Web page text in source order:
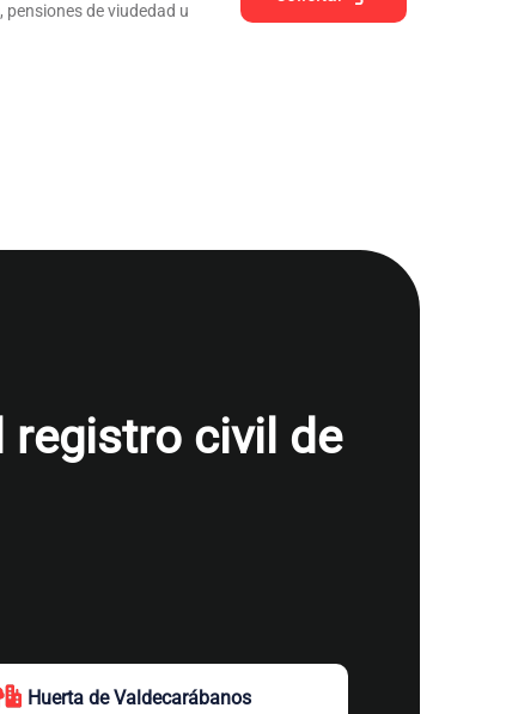
pensiones de viudedad u
registro civil de
Huerta de Valdecarábanos